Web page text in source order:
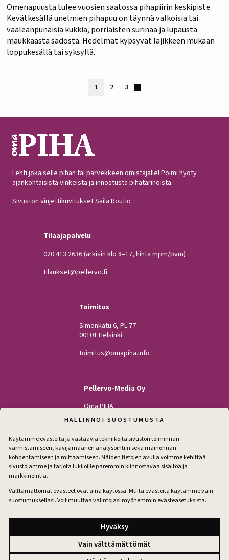
HALLINNOI SUOSTUMUSTA
Käytämme evästeitä ja vastaavia tekniikoita sivuston toiminnan
varmistamiseen, kävijämäärien analysointiin sekä mainonnan
kohdentamiseen ja mittaamiseen. Näiden tietojen avulla voimme kehittää
sivustojamme ja tarjota lukijoille paremmin kiinnostavaa sisältöä ja
markkinointia.
Välttämättömät evästeet ovat aina käytössä. Muita evästeitä käytämme vain
suostumuksellasi. Voit muuttaa valintojasi myöhemmin evästeasetuksista.
Hyväksy
Vain välttämättömät
Omenapuusta tulee vuosien saatossa pihapiirin keskipiste.
Kevätkesällä unelmien pihapuu on täynnä valkoisia tai
vaaleanpunaisia kukkia, pörriäisten surinaa ja lupausta
maukkaasta sadosta. Hedelmät kypsyvät lajikkeen mukaan
loppukesällä tai syksyllä.
1 2 3
Lehti jokaiselle pihan tai parvekkeen omistajalle! Poimi hyöty
ajankohtaisista vinkeistä ja innostusta pihatarinoista.
Sivuston vinjettikuvitukset Saila Routio
Tilaajapalvelu
020 413 2636(arkisin klo 8–17, hinta mpm/pvm)
tilaukset@pellervo.fi
Toimitus
Simonkatu 6, PL 77
00101 Helsinki
toimitus@omapiha.info
Pellervo-Media Oy
Oma PIHA
Kodin Pellervo
Maatilan Pellervo
Facebook
Instagram